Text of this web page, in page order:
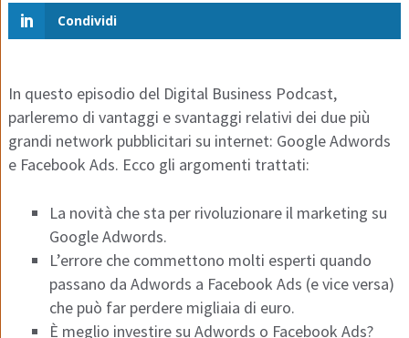
Condividi
In questo episodio del Digital Business Podcast,
parleremo di vantaggi e svantaggi relativi dei due più
grandi network pubblicitari su internet: Google Adwords
e Facebook Ads. Ecco gli argomenti trattati:
La novità che sta per rivoluzionare il marketing su
Google Adwords.
L’errore che commettono molti esperti quando
passano da Adwords a Facebook Ads (e vice versa)
che può far perdere migliaia di euro.
È meglio investire su Adwords o Facebook Ads?